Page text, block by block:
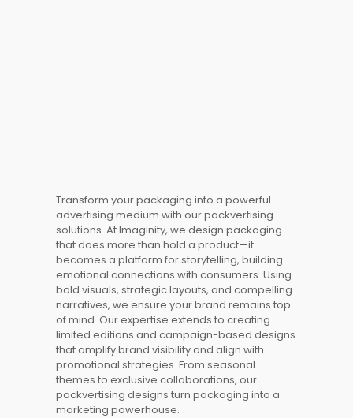
Transform yourpackaging into a powerful
advertising medium with ourpackvertising
solutions. AtImaginity, we designpackaging
that does more than hold a product—it
becomes a platform forstorytelling, building
emotional connections with consumers. Using
bold visuals, strategic layouts, and compelling
narratives, we ensure yourbrand remains top
of mind. Our expertise extends to creating
limited editions and campaign-based designs
that amplifybrand visibility and align with
promotional strategies. From seasonal
themes to exclusive collaborations, our
packvertising designs turnpackaging into a
marketing powerhouse.